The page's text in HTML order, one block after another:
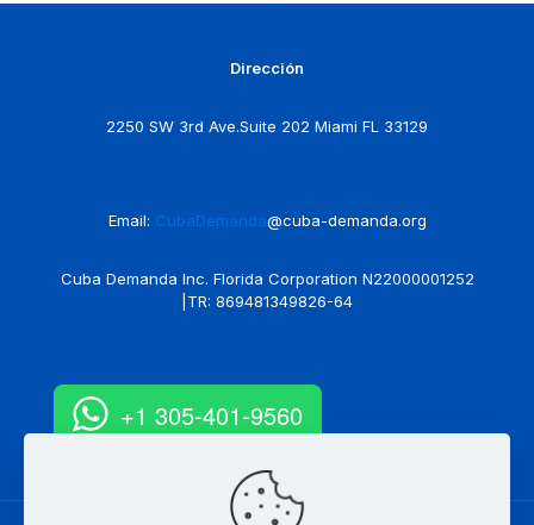
Dirección
2250 SW 3rd Ave.Suite 202 Miami FL 33129
Email: CubaDemanda@cuba-demanda.org
Cuba Demanda Inc. Florida Corporation N22000001252
|TR: 869481349826-64
+1 305-401-9560